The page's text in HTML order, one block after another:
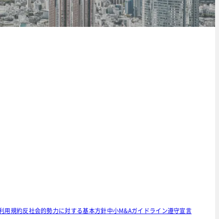
用規約反社会的勢力に対する基本方針中小M&Aガイドライン遵守宣言